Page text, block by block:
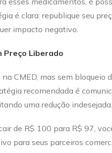
é clara: republique seu
impacto negativo.
Preço Liberado
CMED, mas sem bloqueio
recomendada é
uma redução indesejada.
de R$ 100 para R$ 97,
para seus parceiros